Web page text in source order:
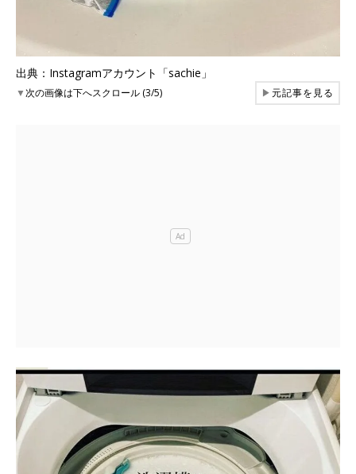
出典：Instagramアカウント「sachie」
▼次の画像は下へスクロール (3/5) ▶元記事を見る